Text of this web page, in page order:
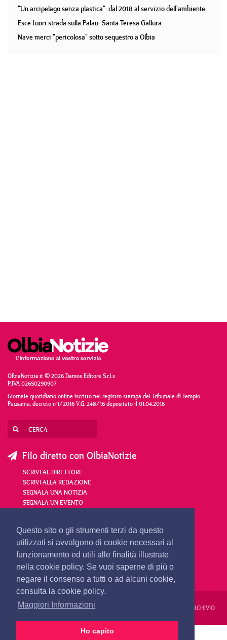
Questo sito o gli strumenti terzi da questo
utilizzati si avvalgono di cookie necessari al
funzionamento ed utili alle finalità illustrate
nella cookie policy. Se vuoi saperne di più o
negare il consenso a tutti o ad alcuni cookie,
consulta la cookie policy.
Maggiori Informazioni
Ho capito
"Un arcipelago senza plastica": dal 2018 al servizio dell'ambiente
Esce fuori strada sulla Palau- Santa Teresa Gallura
Nave merci "pericolosa" sotto sequestro a Olbia
OlbiaNotizie.it © 2026 Damos Editore S.r.l.s
P.IVA 02650290907
Giornale quotidiano online iscritto nel registro stampa del Tribunale di Tempio
Pausania, decreto n°1/2016 V.G. 248/16 depositato il 01.04.2016
Filo diretto con OlbiaNotizie
SCRIVI AL DIRETTORE
SCRIVI ALLA REDAZIONE
SEGNALA UNA NOTIZIA
SEGNALA UN EVENTO
redazione@olbianotizie.it
REDAZIONE PUBBLICITÀ PRIVACY E COOKIES ARCHIVIO